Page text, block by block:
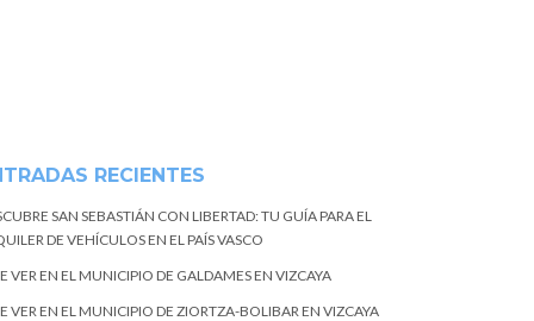
RECIENTES
SAN SEBASTIÁN CON LIBERTAD: TU GUÍA PARA EL
DE VEHÍCULOS EN EL PAÍS VASCO
VER EN EL MUNICIPIO DE GALDAMES EN VIZCAYA
VER EN EL MUNICIPIO DE ZIORTZA-BOLIBAR EN VIZCAYA